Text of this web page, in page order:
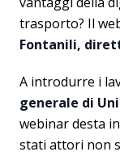
trasporto? Il
Fontanili,
A introdurre i
generale di
webinar desta
stati attori non